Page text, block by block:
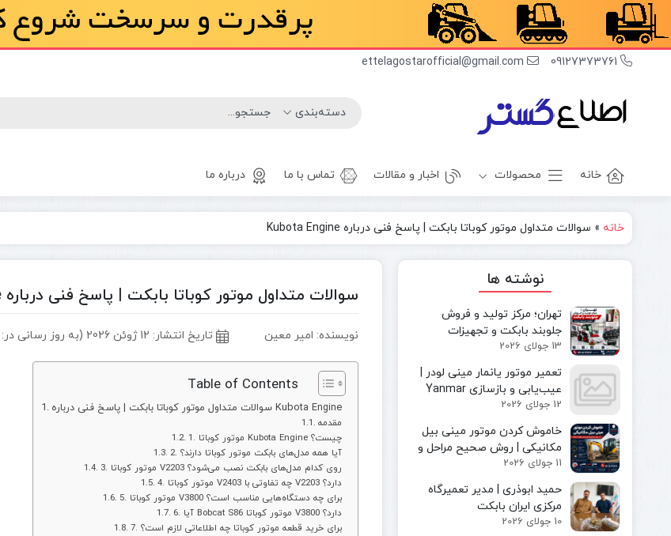
09127373761
ettelagostarofficial@gmail.com
خانه محصولات
مکانیکی
مینی بیل
مکانیکی
بابکت
بابکت
فوریوز
بابکت
دراج
رفسنجان
غلطک
آسفالت
جلوبند چاله
پیکور یا
چکش
هیدرولیکی
چنگک
شاخک
لیفتراک
کاتر یا
آسفالت بر
کمپکتور
بابکت
اخبار و مقالات تماس با ما درباره ما
خانه » سوالات متداول موتور کوباتا بابکت | پاسخ فنی درباره Kubota Engine
سوالات متداول موتور کوباتا بابکت | پاسخ فنی درباره Kubota Engine
نویسنده: امیر معین تاریخ انتشار: 12 ژوئن 2026 (به روز رسانی در: 12 ژوئن 2026)
Table of Contents
سوالات متداول موتور کوباتا بابکت | پاسخ فنی درباره Kubota Engine
مقدمه
1. موتور کوباتا Kubota Engine چیست؟
2. آیا همه مدل‌های بابکت موتور کوباتا دارند؟
3. موتور کوباتا V2203 روی کدام مدل‌های بابکت نصب می‌شود؟
4. موتور کوباتا V2403 چه تفاوتی با V2203 دارد؟
5. موتور کوباتا V3800 برای چه دستگاه‌هایی مناسب است؟
6. آیا Bobcat S86 موتور کوباتا V3800 دارد؟
7. برای خرید قطعه موتور کوباتا چه اطلاعاتی لازم است؟
نوشته ها
تهران؛ مرکز تولید و فروش
جلوبند بابکت و تجهیزات
مینی‌لودر در ایران
13 جولای 2026
تعمیر موتور یانمار مینی لودر |
عیب‌یابی و بازسازی Yanmar
Engine
12 جولای 2026
خاموش کردن موتور مینی بیل
مکانیکی | روش صحیح مراحل و
ایمن توقف دستگاه
11 جولای 2026
حمید ابوذری | مدیر تعمیرگاه
مرکزی ایران بابکت
10 جولای 2026